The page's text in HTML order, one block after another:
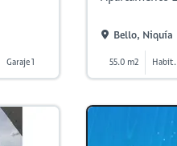
Garaje 1
Bello, Niquía
55.0 m2 Habit.